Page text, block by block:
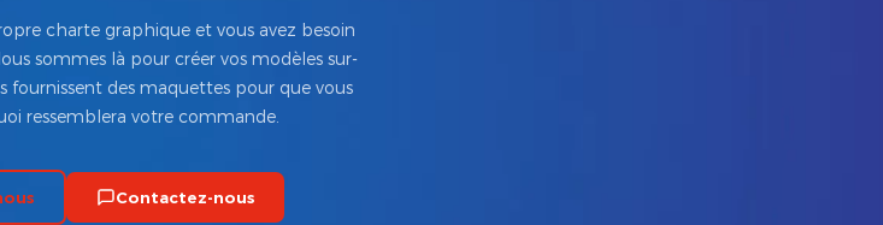
charte graphique et vous avez besoin
sommes là pour créer vos modèles sur-
fournissent des maquettes pour que vous
ressemblera votre commande.
Contactez-nous